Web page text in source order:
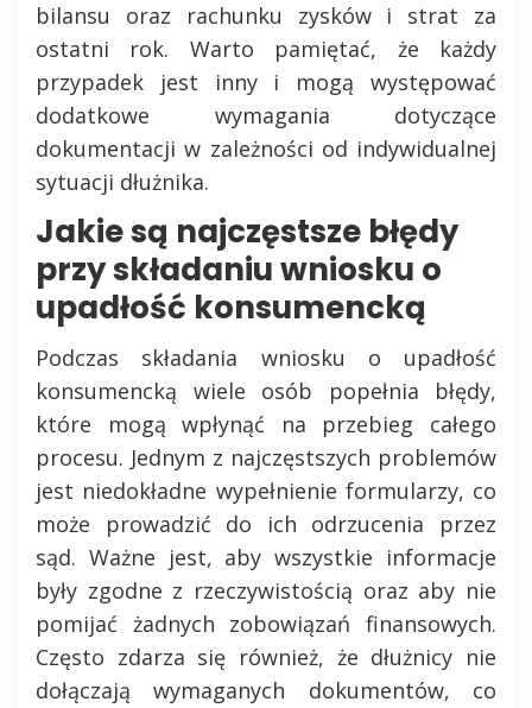
bilansu oraz rachunku zysków i strat za
ostatni rok. Warto pamiętać, że każdy
przypadek jest inny i mogą występować
dodatkowe wymagania dotyczące
dokumentacji w zależności od indywidualnej
sytuacji dłużnika.
Jakie są najczęstsze błędy
przy składaniu wniosku o
upadłość konsumencką
Podczas składania wniosku o upadłość
konsumencką wiele osób popełnia błędy,
które mogą wpłynąć na przebieg całego
procesu. Jednym z najczęstszych problemów
jest niedokładne wypełnienie formularzy, co
może prowadzić do ich odrzucenia przez
sąd. Ważne jest, aby wszystkie informacje
były zgodne z rzeczywistością oraz aby nie
pomijać żadnych zobowiązań finansowych.
Często zdarza się również, że dłużnicy nie
dołączają wymaganych dokumentów, co